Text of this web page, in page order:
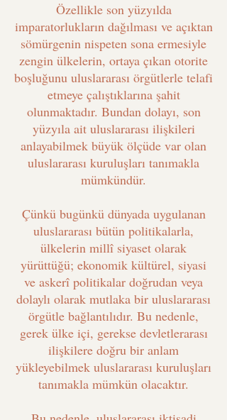
Özellikle son yüzyılda
imparatorlukların dağılması ve açıktan
sömürgenin nispeten sona ermesiyle
zengin ülkelerin, ortaya çıkan otorite
boşluğunu uluslararası örgütlerle telafi
etmeye çalıştıklarına şahit
olunmaktadır. Bundan dolayı, son
yüzyıla ait uluslararası ilişkileri
anlayabilmek büyük ölçüde var olan
uluslararası kuruluşları tanımakla
mümkündür.
Çünkü bugünkü dünyada uygulanan
uluslararası bütün politikalarla,
ülkelerin millî siyaset olarak
yürüttüğü; ekonomik kültürel, siyasi
ve askerî politikalar doğrudan veya
dolaylı olarak mutlaka bir uluslararası
örgütle bağlantılıdır. Bu nedenle,
gerek ülke içi, gerekse devletlerarası
ilişkilere doğru bir anlam
yükleyebilmek uluslararası kuruluşları
tanımakla mümkün olacaktır.